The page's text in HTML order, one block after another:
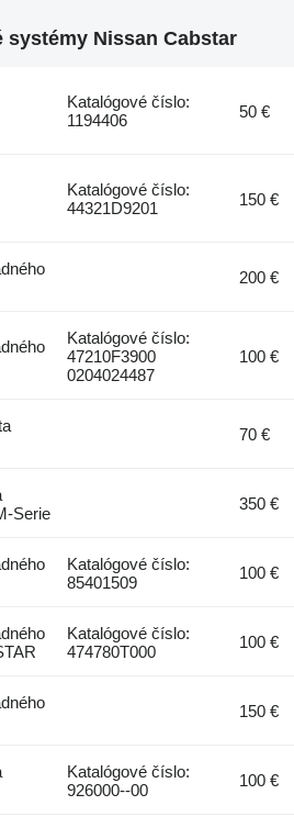
systémy Nissan Cabstar
Katalógové číslo:
1194406
50 €
Katalógové číslo:
44321D9201
150 €
200 €
Katalógové číslo:
47210F3900
0204024487
100 €
70 €
Serie
350 €
Katalógové číslo:
85401509
100 €
Katalógové číslo:
474780T000
100 €
150 €
Katalógové číslo:
926000--00
100 €